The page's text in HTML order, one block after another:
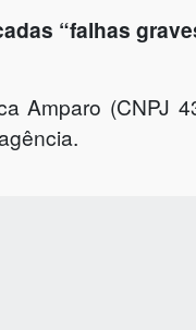
“falhas
Amparo (CNPJ